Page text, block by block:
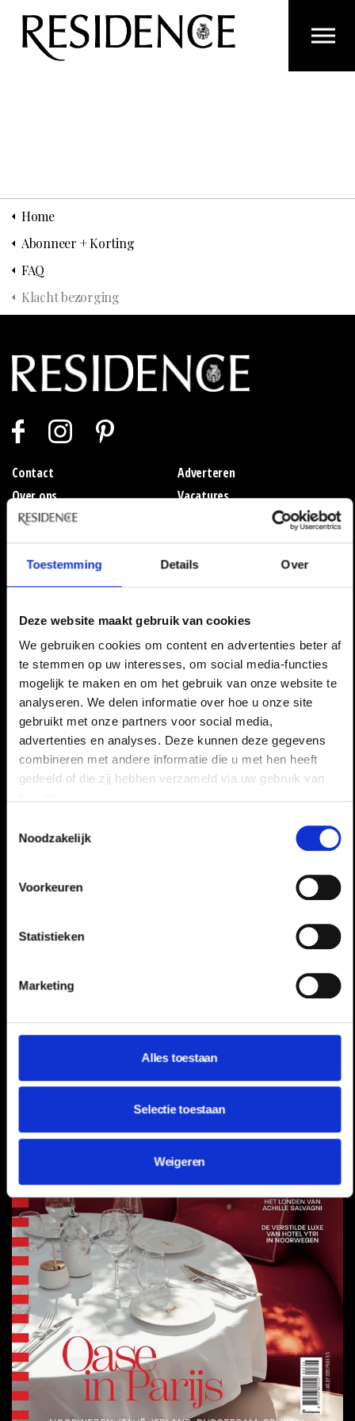
Toestemming Details Over
Deze website maakt gebruik van cookies
We gebruiken cookies om content en advertenties beter af
te stemmen op uw interesses, om social media-functies
mogelijk te maken en om het gebruik van onze website te
analyseren. We delen informatie over hoe u onze site
gebruikt met onze partners voor social media,
advertenties en analyses. Deze kunnen deze gegevens
combineren met andere informatie die u met hen heeft
gedeeld of die zij hebben verzameld via uw gebruik van
Noodzakelijk
Voorkeuren
Statistieken
Marketing
Alles toestaan
Selectie toestaan
Weigeren
Overslaan en ga direct naar de inhoud
Home
Abonneer + Korting
FAQ
Klacht bezorging
Contact
Adverteren
Over ons
Vacatures